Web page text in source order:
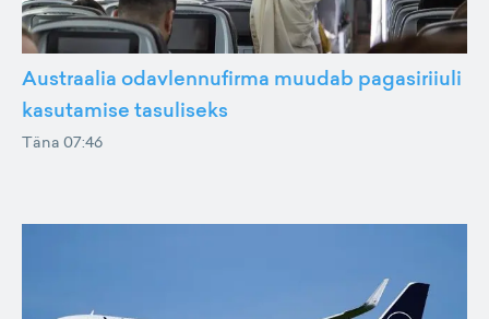
Austraalia odavlennufirma muudab pagasiriiuli
kasutamise tasuliseks
Täna 07:46